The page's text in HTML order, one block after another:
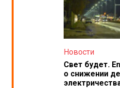
Новости
Свет будет.
о снижении